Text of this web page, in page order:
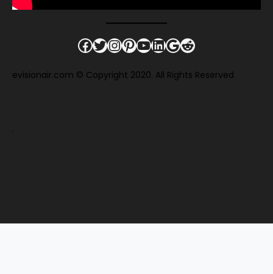
Facebook
Twitter
Instagram
Pinterest
YouTube
LinkedIn
Google
Reddit
evisionair.com © Copyright 2020. All Rights Reserved
.